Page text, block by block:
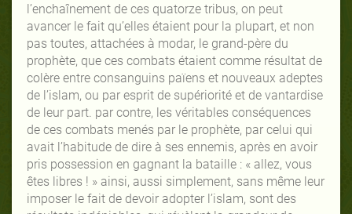
l’enchaînement de ces quatorze tribus, on peut
avancer le fait qu’elles étaient pour la plupart, et non
pas toutes, attachées à modar, le grand-père du
prophète, que ces combats étaient comme résultat de
colère entre consanguins païens et nouveaux adeptes
de l’islam, ou par esprit de supériorité et de vantardise
de leur part. par contre, les véritables conséquences
de ces combats menés par le prophète, par celui qui
avait l’habitude de dire à ses ennemis, après en avoir
pris possession en gagnant la bataille : « allez, vous
êtes libres ! » ainsi, aussi simplement, sans même leur
imposer le fait de devoir adopter l’islam, sont des